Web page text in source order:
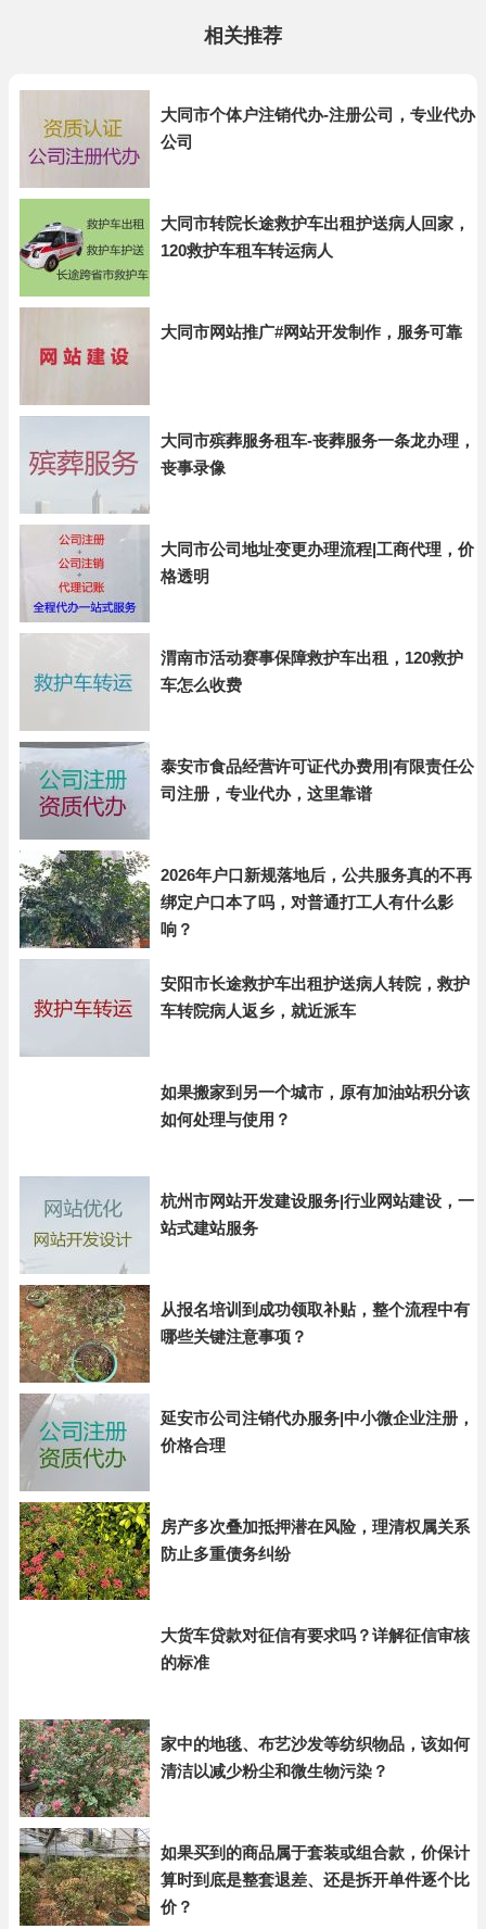
相关推荐
大同市个体户注销代办-注册公司，专业代办
公司
大同市转院长途救护车出租护送病人回家，
120救护车租车转运病人
大同市网站推广#网站开发制作，服务可靠
大同市殡葬服务租车-丧葬服务一条龙办理，
丧事录像
大同市公司地址变更办理流程|工商代理，价
格透明
渭南市活动赛事保障救护车出租，120救护
车怎么收费
泰安市食品经营许可证代办费用|有限责任公
司注册，专业代办，这里靠谱
2026年户口新规落地后，公共服务真的不再
绑定户口本了吗，对普通打工人有什么影
响？
安阳市长途救护车出租护送病人转院，救护
车转院病人返乡，就近派车
如果搬家到另一个城市，原有加油站积分该
如何处理与使用？
杭州市网站开发建设服务|行业网站建设，一
站式建站服务
从报名培训到成功领取补贴，整个流程中有
哪些关键注意事项？
延安市公司注销代办服务|中小微企业注册，
价格合理
房产多次叠加抵押潜在风险，理清权属关系
防止多重债务纠纷
大货车贷款对征信有要求吗？详解征信审核
的标准
家中的地毯、布艺沙发等纺织物品，该如何
清洁以减少粉尘和微生物污染？
如果买到的商品属于套装或组合款，价保计
算时到底是整套退差、还是拆开单件逐个比
价？